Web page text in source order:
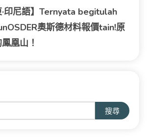
·印尼語】Ternyata begitulah
奧斯德材料報價tain!原
凰山！
搜尋